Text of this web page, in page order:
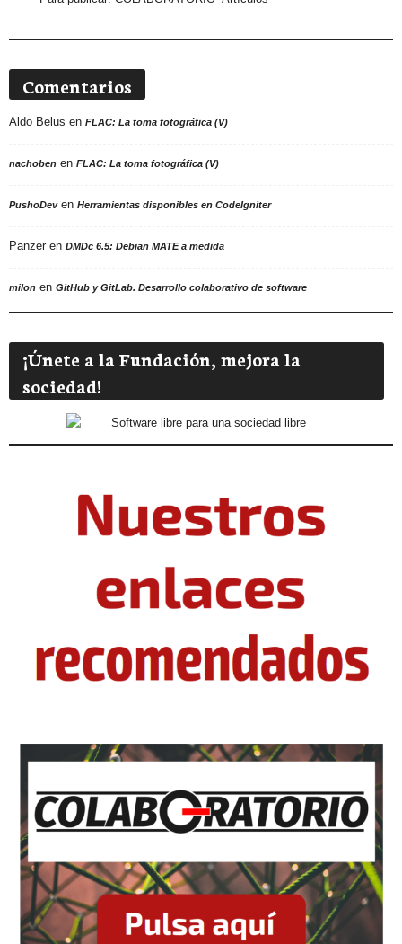
Comentarios
Aldo Belus en FLAC: La toma fotográfica (V)
nachoben en FLAC: La toma fotográfica (V)
PushoDeven Herramientas disponibles en CodeIgniter
Panzer en DMDc 6.5: Debian MATE a medida
milon en GitHub y GitLab. Desarrollo colaborativo de software
¡Únete a la Fundación, mejora la
sociedad!